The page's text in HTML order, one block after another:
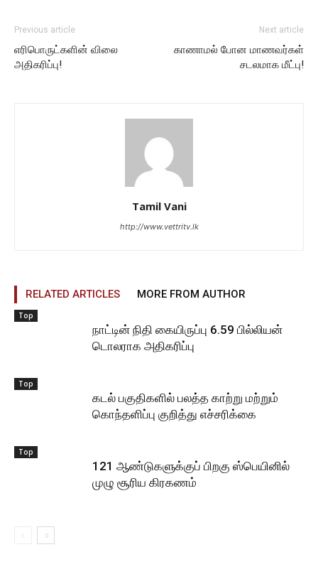
Previous article
எரிபொருட்களின் விலை
அதிகரிப்பு!
Next article
காணாமல் போன மாணவர்கள்
சடலமாக மீட்பு!
Tamil Vani
http://www.vettritv.lk
RELATED ARTICLES MORE FROM AUTHOR
Top
நாட்டின் நிதி கையிருப்பு 6.59 பில்லியன்
டொலராக அதிகரிப்பு
Top
கடல் பகுதிகளில் பலத்த காற்று மற்றும்
கொந்தளிப்பு குறித்து எச்சரிக்கை
Top
121 ஆண்டுகளுக்குப் பிறகு ஸ்பெயினில்
முழு சூரிய கிரகணம்